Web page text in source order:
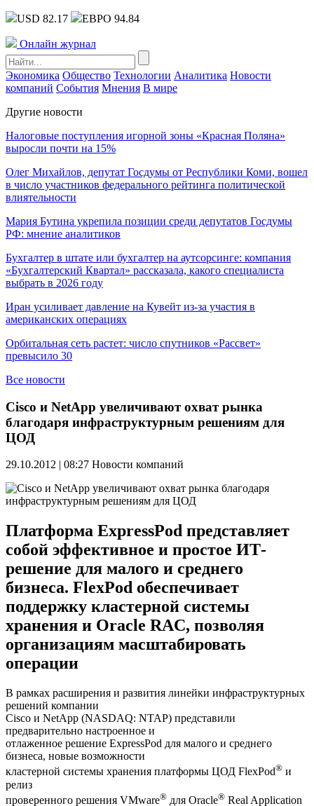
USD 82.17 ЕВРО 94.84
Онлайн журнал
Экономика Общество Технологии Аналитика Новости
компаний События Мнения В мире
Другие новости
Налоговые поступления игорной зоны «Красная Поляна»
выросли почти на 15%
Олег Михайлов, депутат Госдумы от Республики Коми, вошел
в число участников федерального рейтинга политической
влиятельности
Мария Бутина укрепила позиции среди депутатов Госдумы
РФ: мнение аналитиков
Бухгалтер в штате или бухгалтер на аутсорсинге: компания
«Бухгалтерский Квартал» рассказала, какого специалиста
выбрать в 2026 году
Иран усиливает давление на Кувейт из-за участия в
американских операциях
Орбитальная сеть растет: число спутников «Рассвет»
превысило 30
Все новости
Cisco и NetApp увеличивают охват рынка
благодаря инфраструктурным решениям для
ЦОД
29.10.2012 | 08:27 Новости компаний
Платформа ExpressPod представляет
собой эффективное и простое ИТ-
решение для малого и среднего
бизнеса. FlexPod обеспечивает
поддержку кластерной системы
хранения и Oracle RAC, позволяя
организациям масштабировать
операции
В рамках расширения и развития линейки инфраструктурных
решений компании
Cisco и NetApp (NASDAQ: NTAP) представили
предварительно настроенное и
отлаженное решение ExpressPod для малого и среднего
бизнеса, новые возможности
кластерной системы хранения платформы ЦОД FlexPod® и
релиз
проверенного решения VMware® для Oracle® Real Application